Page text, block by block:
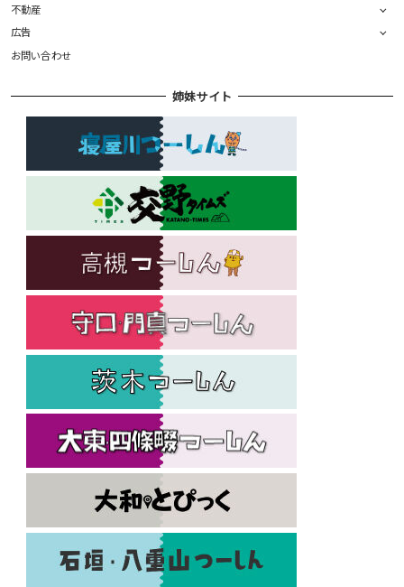
不動産
広告
お問い合わせ
姉妹サイト